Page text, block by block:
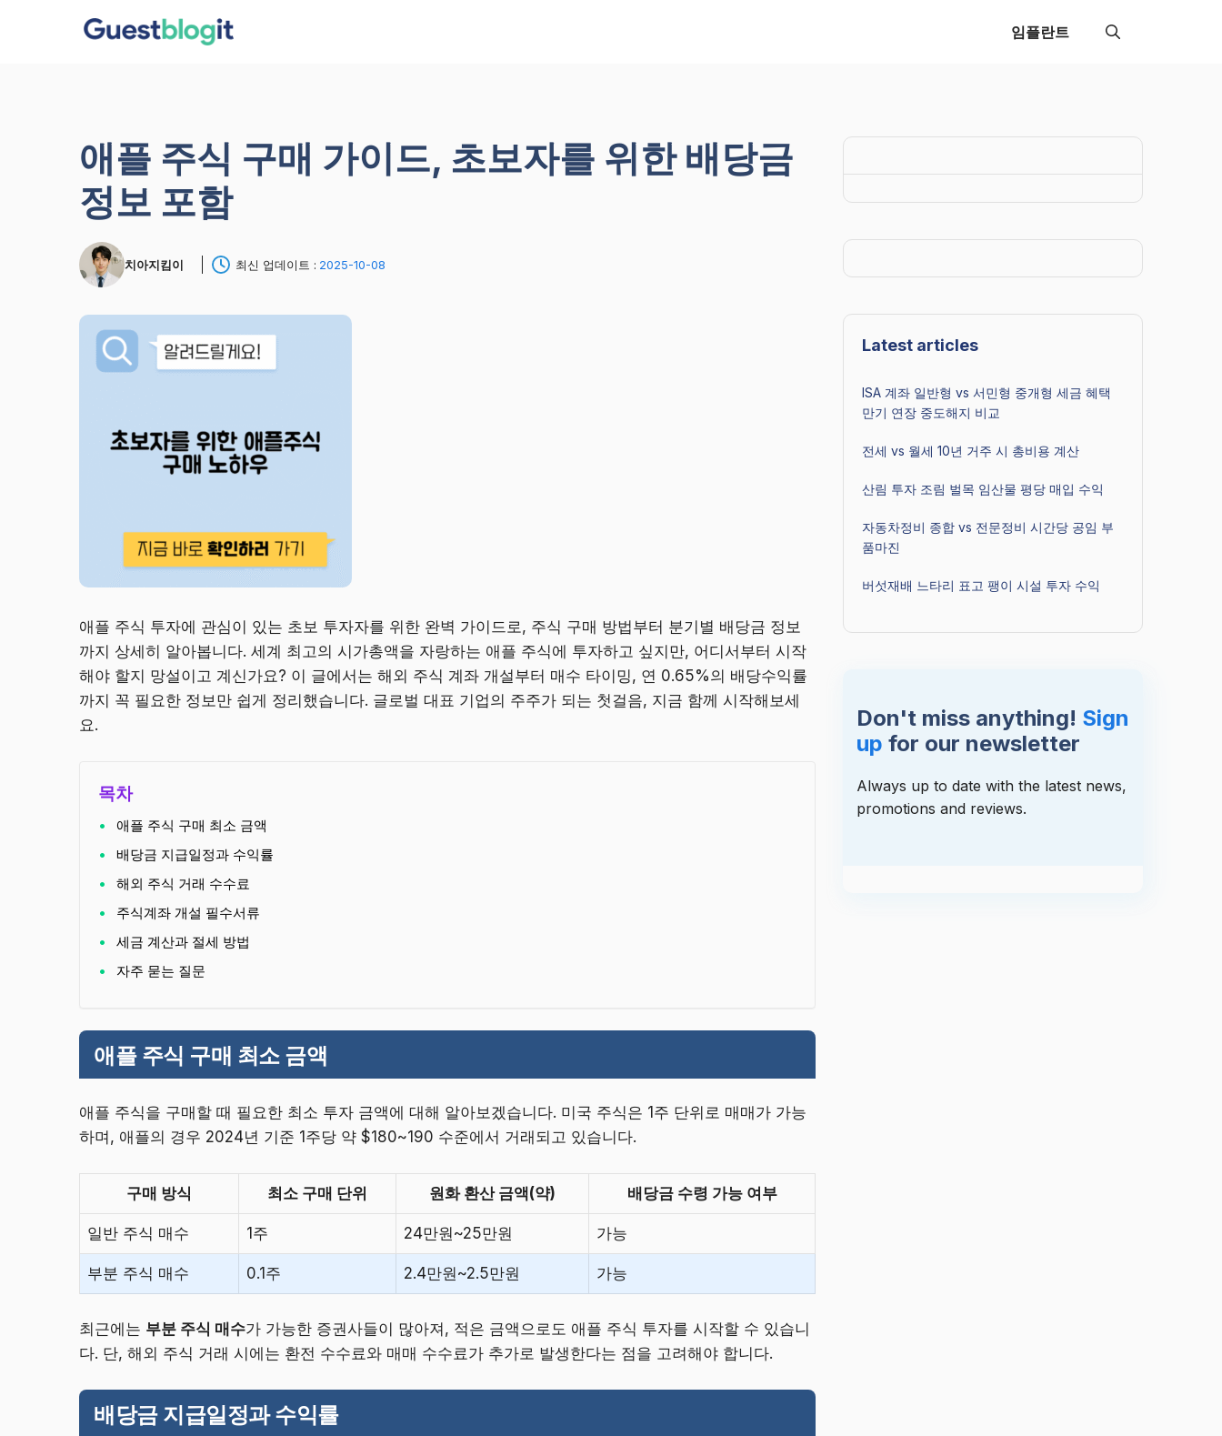
임플란트
애플 주식 구매 가이드, 초보자를 위한 배당금
정보 포함
치아지킴이 최신 업데이트 : 2025-10-08
애플 주식 투자에 관심이 있는 초보 투자자를 위한 완벽 가이드로, 주식 구매 방법부터 분기별 배당금 정보
까지 상세히 알아봅니다. 세계 최고의 시가총액을 자랑하는 애플 주식에 투자하고 싶지만, 어디서부터 시작
해야 할지 망설이고 계신가요? 이 글에서는 해외 주식 계좌 개설부터 매수 타이밍, 연 0.65%의 배당수익률
까지 꼭 필요한 정보만 쉽게 정리했습니다. 글로벌 대표 기업의 주주가 되는 첫걸음, 지금 함께 시작해보세
요.
목차
애플 주식 구매 최소 금액
배당금 지급일정과 수익률
해외 주식 거래 수수료
주식계좌 개설 필수서류
세금 계산과 절세 방법
자주 묻는 질문
애플 주식 구매 최소 금액
애플 주식을 구매할 때 필요한 최소 투자 금액에 대해 알아보겠습니다. 미국 주식은 1주 단위로 매매가 가능
하며, 애플의 경우 2024년 기준 1주당 약 $180~190 수준에서 거래되고 있습니다.
구매 방식 최소 구매 단위 원화 환산 금액(약) 배당금 수령 가능 여부
일반 주식 매수 1주 24만원~25만원 가능
부분 주식 매수 0.1주 2.4만원~2.5만원 가능
최근에는 부분 주식 매수가 가능한 증권사들이 많아져, 적은 금액으로도 애플 주식 투자를 시작할 수 있습니
다. 단, 해외 주식 거래 시에는 환전 수수료와 매매 수수료가 추가로 발생한다는 점을 고려해야 합니다.
배당금 지급일정과 수익률
Latest articles
ISA 계좌 일반형 vs 서민형 중개형 세금 혜택
만기 연장 중도해지 비교
전세 vs 월세 10년 거주 시 총비용 계산
산림 투자 조림 벌목 임산물 평당 매입 수익
자동차정비 종합 vs 전문정비 시간당 공임 부
품마진
버섯재배 느타리 표고 팽이 시설 투자 수익
Don't miss anything! Sign
up for our newsletter
Always up to date with the latest news,
promotions and reviews.